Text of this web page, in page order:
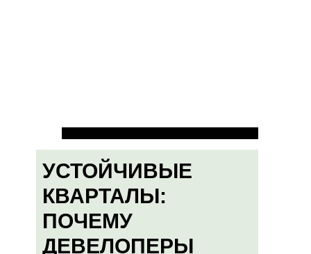
УСТОЙЧИВЫЕ
КВАРТАЛЫ:
ПОЧЕМУ
ДЕВЕЛОПЕРЫ